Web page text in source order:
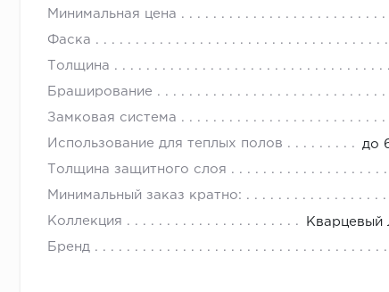
Минимальная цена
Фаска
Толщина
Браширование
Замковая система
Использование для теплых полов до
Толщина защитного слоя
Минимальный заказ кратно:
Коллекция Кварцевый
Бренд